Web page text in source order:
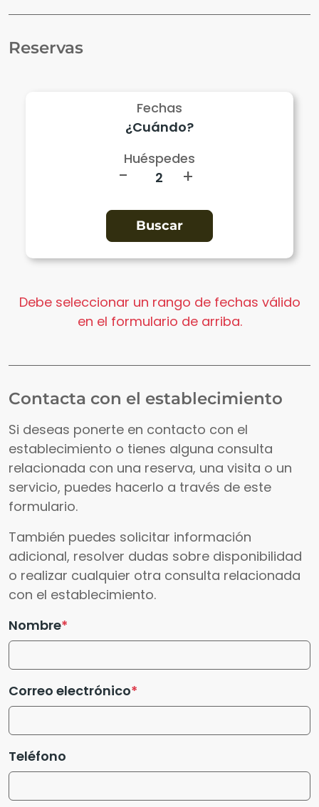
Reservas
Fechas
Huéspedes
- +
Debe seleccionar un rango de fechas válido
en el formulario de arriba.
Contacta con el establecimiento
Si deseas ponerte en contacto con el
establecimiento o tienes alguna consulta
relacionada con una reserva, una visita o un
servicio, puedes hacerlo a través de este
formulario.
También puedes solicitar información
adicional, resolver dudas sobre disponibilidad
o realizar cualquier otra consulta relacionada
con el establecimiento.
Nombre
Correo electrónico
Teléfono